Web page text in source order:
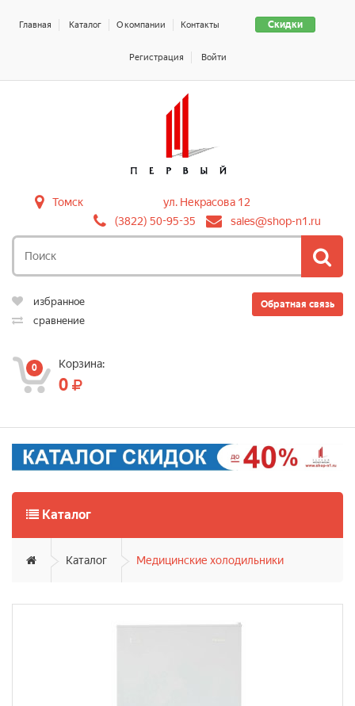
Скидки
Главная Каталог О компании Контакты
Регистрация Войти
Томск
ул. Некрасова 12
(3822) 50-95-35
sales@shop-n1.ru
Обратная связь
избранное
сравнение
0 Корзина:
0
Каталог
Каталог Медицинские холодильники